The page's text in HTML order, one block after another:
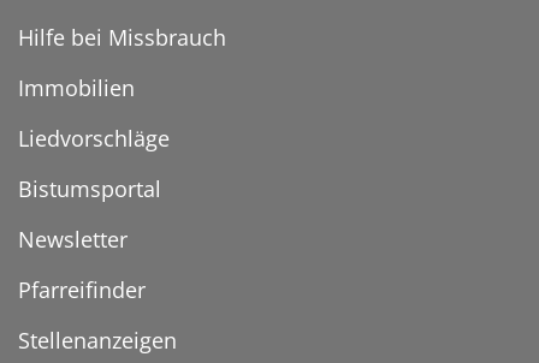
Hilfe bei Missbrauch
Immobilien
Liedvorschläge
Bistumsportal
Newsletter
Pfarreifinder
Stellenanzeigen